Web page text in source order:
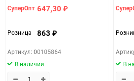
СуперОпт 647,30 ₽
Розница 863 ₽
Артикул: 00105864
В наличии
В